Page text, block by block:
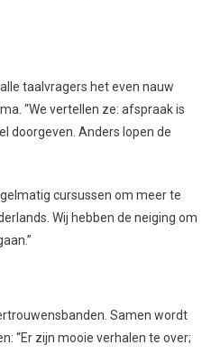
taalvragers het even nauw
“We vertellen ze: afspraak is
doorgeven. Anders lopen de
cursussen om meer te
Wij hebben de neiging om
Samen wordt
“Er zijn mooie verhalen te over;